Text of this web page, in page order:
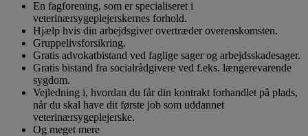
En fagforening, som er specialiseret i
veterinærsygeplejerskernes forhold.
Hjælp hvis din arbejdsgiver overtræder overenskomsten.
Gruppelivsforsikring.
Gratis advokatbistand ved faglige sager og arbejdsskadesager.
Gratis bistand fra socialrådgivere ved f.eks. længerevarende
sygdom.
Vejledning i, hvordan du får din kontrakt forhandlet på plads,
når du skal have dit første job som uddannet
veterinærsygeplejerske.
Og meget mere